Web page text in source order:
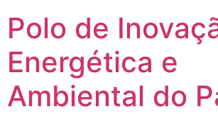
Polo de
Energética e
Ambiental do